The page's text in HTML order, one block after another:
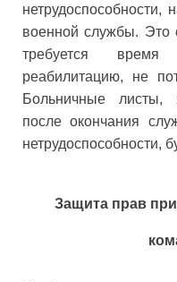
нетрудоспособности,
военной службы. Это
требуется
реабилитацию, не
Больничные
после окончания
нетрудоспособности,
Защита прав